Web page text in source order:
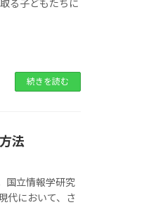
る子どもたちに
続きを読む
法
国立情報学研究
代において、さ